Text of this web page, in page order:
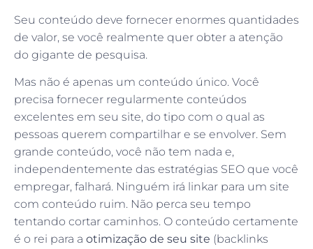
Seu conteúdo deve fornecer enormes quantidades
de valor, se você realmente quer obter a atenção
do gigante de pesquisa.
Mas não é apenas um conteúdo único. Você
precisa fornecer regularmente conteúdos
excelentes em seu site, do tipo com o qual as
pessoas querem compartilhar e se envolver. Sem
grande conteúdo, você não tem nada e,
independentemente das estratégias SEO que você
empregar, falhará. Ninguém irá linkar para um site
com conteúdo ruim. Não perca seu tempo
tentando cortar caminhos. O conteúdo certamente
é o rei para a otimização de seu site (backlinks